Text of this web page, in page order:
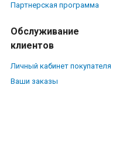
Партнерская программа
Обслуживание
клиентов
Личный кабинет покупателя
Ваши заказы